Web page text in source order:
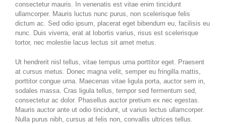
consectetur mauris. In venenatis est vitae enim tincidunt
ullamcorper. Mauris luctus nunc purus, non scelerisque felis
dictum ac. Sed odio ipsum, placerat eget bibendum eu, facilisis eu
nunc. Duis viverra, erat at lobortis varius, risus est scelerisque
tortor, nec molestie lacus lectus sit amet metus.
Ut hendrerit nisl tellus, vitae tempus urna porttitor eget. Praesent
at cursus metus. Donec magna velit, semper eu fringilla mattis,
porttitor congue urna. Maecenas vitae ligula porta, auctor sem in,
sodales massa. Cras ligula tellus, tempor sed fermentum sed,
consectetur ac dolor. Phasellus auctor pretium ex nec egestas.
Mauris auctor ante ut odio tincidunt, ut varius lectus ullamcorper.
Nulla purus nibh, cursus at felis non, convallis ultrices tellus.